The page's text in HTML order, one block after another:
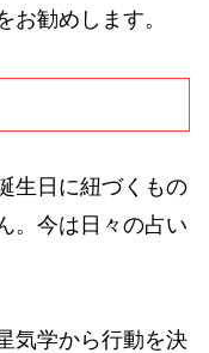
お勧めします。
生日に紐づくもの
。今は日々の占い
気学から行動を決